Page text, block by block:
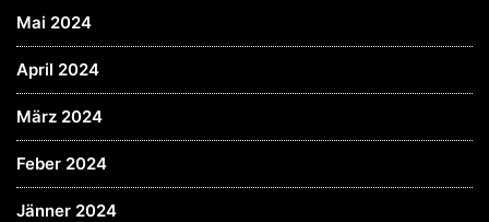
Mai 2024
April 2024
März 2024
Feber 2024
Jänner 2024